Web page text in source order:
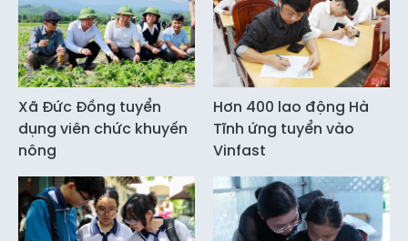
Xã Đức Đồng tuyển
dụng viên chức khuyến
nông
Hơn 400 lao động Hà
Tĩnh ứng tuyển vào
Vinfast